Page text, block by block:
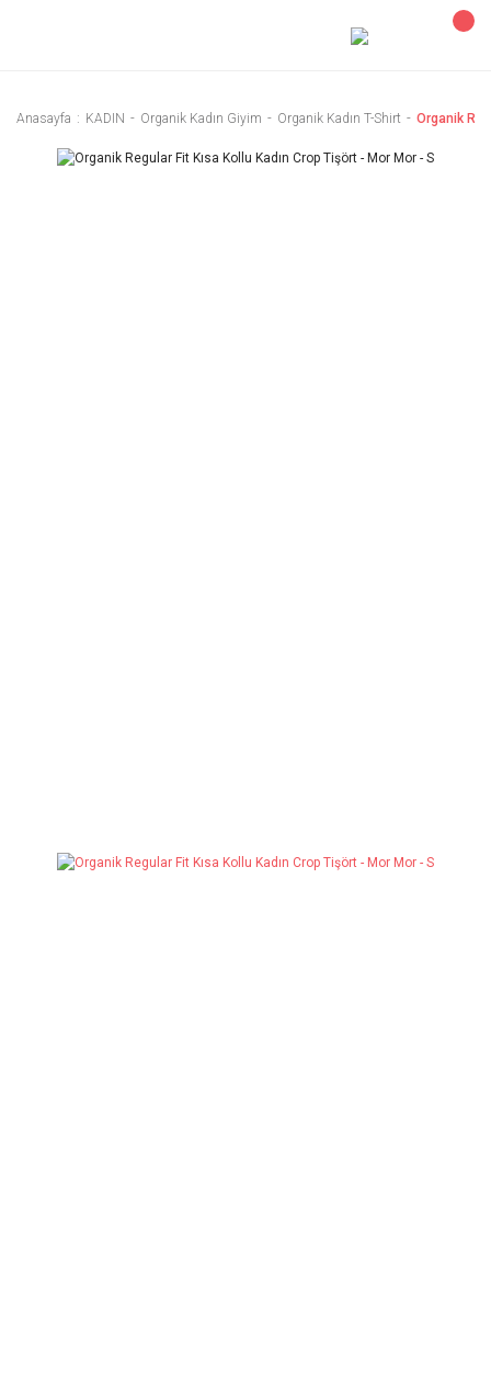
Anasayfa KADIN Organik Kadın Giyim Organik Kadın T-Shirt Organik